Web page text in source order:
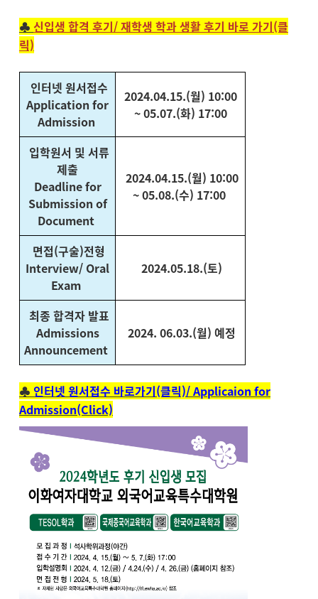
♣ 신입생 합격 후기/ 재학생 학과 생활 후기 바로 가기(클
릭)
인터넷 원서접수
Application for
Admission
2024.04.15.(월) 10:00
~ 05.07.(화) 17:00
입학원서 및 서류
제출
Deadline for
Submission of
Document
2024.04.15.(월) 10:00
~ 05.08.(수) 17:00
면접(구술)전형
Interview/ Oral
Exam
2024.05.18.(토)
최종 합격자 발표
Admissions
Announcement
2024. 06.03.(월) 예정
♣ 인터넷 원서접수 바로가기(클릭)/ Applicaion for
Admission(Click)